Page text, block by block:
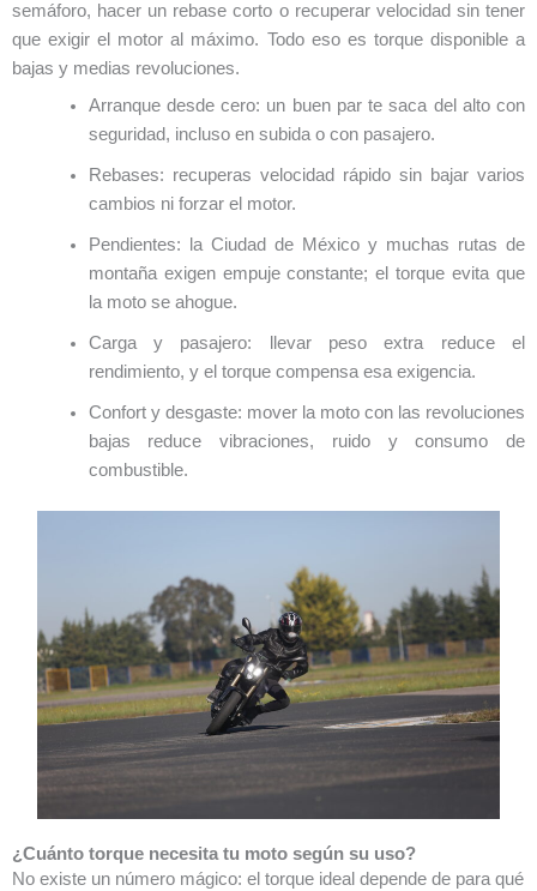
semáforo, hacer un rebase corto o recuperar velocidad sin tener
que exigir el motor al máximo. Todo eso es torque disponible a
bajas y medias revoluciones.
Arranque desde cero: un buen par te saca del alto con
seguridad, incluso en subida o con pasajero.
Rebases: recuperas velocidad rápido sin bajar varios
cambios ni forzar el motor.
Pendientes: la Ciudad de México y muchas rutas de
montaña exigen empuje constante; el torque evita que
la moto se ahogue.
Carga y pasajero: llevar peso extra reduce el
rendimiento, y el torque compensa esa exigencia.
Confort y desgaste: mover la moto con las revoluciones
bajas reduce vibraciones, ruido y consumo de
combustible.
¿Cuánto torque necesita tu moto según su uso?
No existe un número mágico: el torque ideal depende de para qué